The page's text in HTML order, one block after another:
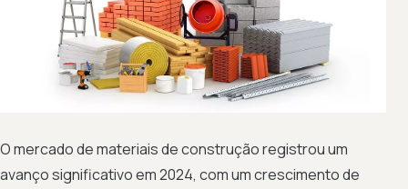
O mercado de materiais de construção registrou um
avanço significativo em 2024, com um crescimento de